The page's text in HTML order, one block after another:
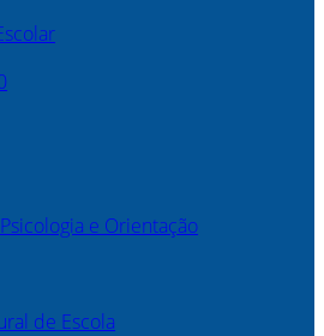
e Orientação
de Escola